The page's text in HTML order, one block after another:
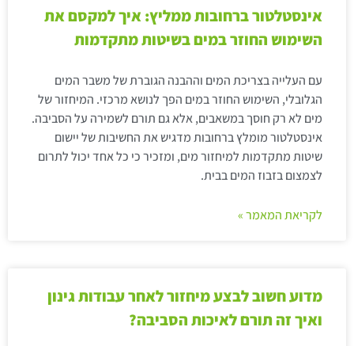
אינסטלטור ברחובות ממליץ: איך למקסם את
השימוש החוזר במים בשיטות מתקדמות
עם העלייה בצריכת המים וההבנה הגוברת של משבר המים
הגלובלי, השימוש החוזר במים הפך לנושא מרכזי. המיחזור של
מים לא רק חוסך במשאבים, אלא גם תורם לשמירה על הסביבה.
אינסטלטור מומלץ ברחובות מדגיש את החשיבות של יישום
שיטות מתקדמות למיחזור מים, ומזכיר כי כל אחד יכול לתרום
לצמצום בזבוז המים בבית.
לקריאת המאמר »
מדוע חשוב לבצע מיחזור לאחר עבודות גינון
ואיך זה תורם לאיכות הסביבה?